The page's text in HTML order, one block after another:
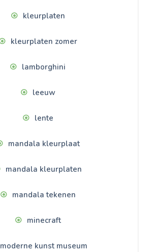
kleurplaten
kleurplaten zomer
lamborghini
leeuw
lente
mandala kleurplaat
mandala kleurplaten
mandala tekenen
minecraft
moderne kunst museum